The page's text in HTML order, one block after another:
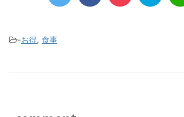
-お得, 食事